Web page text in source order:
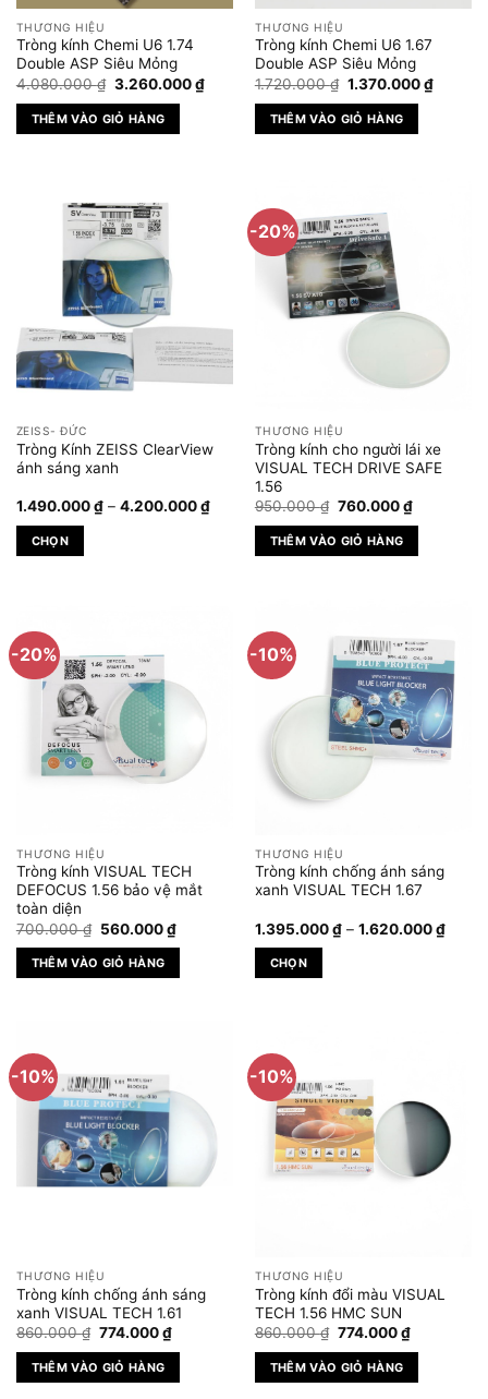
được
chọn
trên
trang
sản
phẩm
THƯƠNG HIỆU
Tròng kính Chemi U6 1.74
Double ASP Siêu Mỏng
4.080.000₫ Giá
là:
4.080.000 ₫.
3.260.000₫Giá
hiện
3.260.000 ₫.
THÊM VÀO GIỎ HÀNG
THƯƠNG HIỆU
Tròng kính Chemi U6 1.67
Double ASP Siêu Mỏng
1.720.000₫ Giá
là:
1.720.000 ₫.
1.370.000₫Giá
hiện
THÊM VÀO GIỎ HÀNG
ZEISS- ĐỨC
Tròng Kính ZEISS ClearView
ánh sáng xanh
1.490.000₫ – 4.200.000₫Khoảng
giá:
1.490.000 ₫
CHỌN
có
nhiều
biến
chọn
chọn
trên
trang
sản
phẩm
-20%
THƯƠNG HIỆU
Tròng kính cho người lái xe
VISUAL TECH DRIVE SAFE
1.56
950.000₫ Giá
là:
950.000 ₫.
760.000₫Giá
hiện
760.000
THÊM VÀO GIỎ HÀNG
-20%
THƯƠNG HIỆU
Tròng kính VISUAL TECH
DEFOCUS 1.56 bảo vệ mắt
toàn diện
700.000₫ Giá
gốc
là:
700.000 ₫.
560.000₫Giá
hiện
560.000 ₫.
THÊM VÀO GIỎ HÀNG
-10%
THƯƠNG HIỆU
Tròng kính chống ánh sáng
xanh VISUAL TECH 1.67
1.395.000₫ – 1.620.000₫
giá:
CHỌN
có
nhiều
biến
thể.
Các
tùy
chọn
trên
trang
sản
phẩm
-10%
THƯƠNG HIỆU
Tròng kính chống ánh sáng
xanh VISUAL TECH 1.61
860.000₫ Giá
là:
860.000 ₫.
774.000₫Giá
hiện
774.000 ₫.
THÊM VÀO GIỎ HÀNG
-10%
THƯƠNG HIỆU
Tròng kính đổi màu VISUAL
TECH 1.56 HMC SUN
860.000₫ Giá
là:
860.000 ₫.
774.000₫Giá
hiện
774.000 ₫.
THÊM VÀO GIỎ HÀNG